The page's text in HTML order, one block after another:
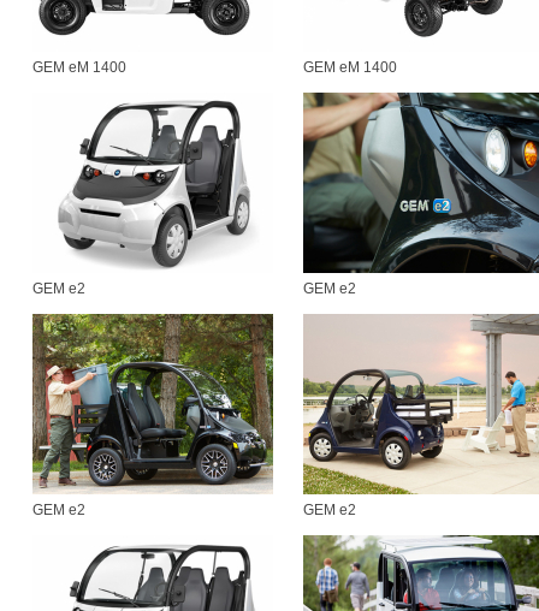
GEM eM 1400 GEM eM 1400
GEM e2 GEM e2
GEM e2 GEM e2